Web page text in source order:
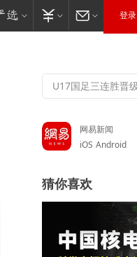
登录
网易新闻
iOS Android
猜你喜欢